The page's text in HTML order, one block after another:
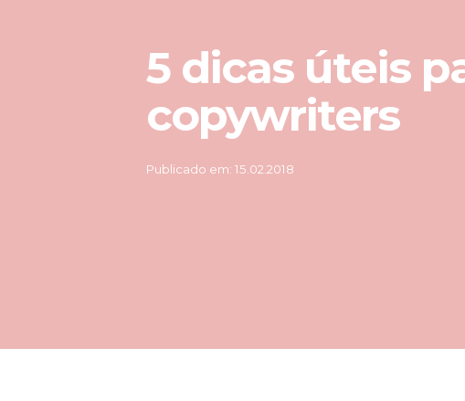
5 dicas úteis
copywriters
Publicado em: 15.02.2018